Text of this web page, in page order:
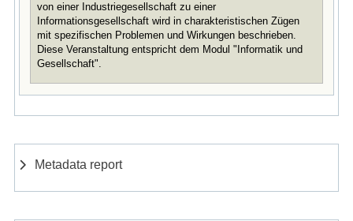
von einer Industriegesellschaft zu einer
Informationsgesellschaft wird in charakteristischen Zügen
mit spezifischen Problemen und Wirkungen beschrieben.
Diese Veranstaltung entspricht dem Modul "Informatik und
Gesellschaft".
Metadata report